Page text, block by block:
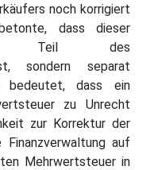
noch korrigiert
dass dieser
Teil des
sondern separat
bedeutet, dass ein
zu Unrecht
zur Korrektur der
auf
Mehrwertsteuer in